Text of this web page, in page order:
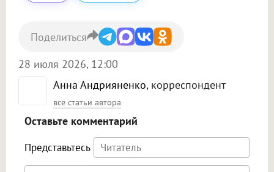
Анна Андрияненко, корреспондент
все статьи автора
28 июля 2026, 12:00
Поделиться
Оставьте комментарий
Представьтесь